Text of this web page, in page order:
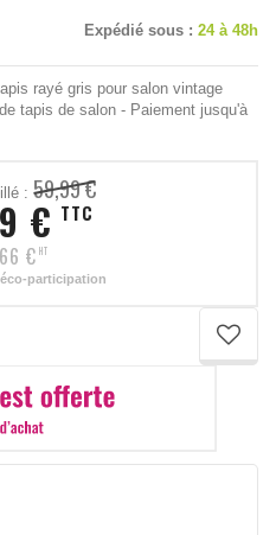
Expédié sous : 24 à 48h
rayé gris pour salon vintage
tapis de salon - Paiement jusqu'à
: 59,99 €
€ TTC
€ HT
participation